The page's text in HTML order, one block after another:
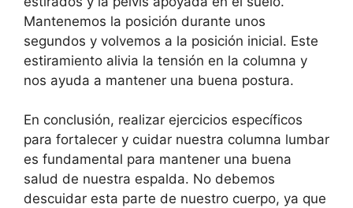
Mantenemos la posición durante unos
segundos y volvemos a la posición inicial. Este
estiramiento alivia la tensión en la columna y
nos ayuda a mantener una buena postura.
En conclusión, realizar ejercicios específicos
para fortalecer y cuidar nuestra columna lumbar
es fundamental para mantener una buena
salud de nuestra espalda. No debemos
descuidar esta parte de nuestro cuerpo, ya que